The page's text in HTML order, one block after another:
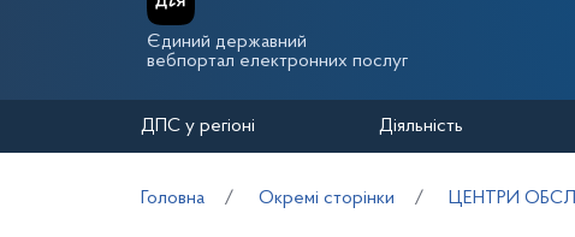
Єдиний державний
вебпортал електронних послуг
ДПС у регіоні Діяльність
Головна Окремі сторінки ЦЕНТРИ